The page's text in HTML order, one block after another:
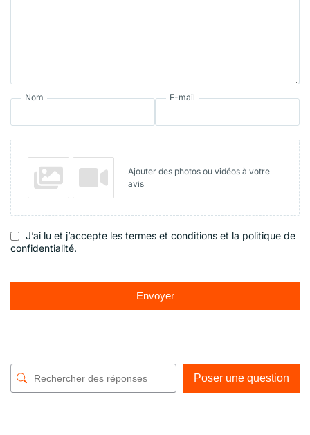
Nom E-mail
Ajouter des photos ou vidéos à votre
avis
J’ai lu et j’accepte les termes et conditions et la politique de
confidentialité.
Envoyer
Poser une question